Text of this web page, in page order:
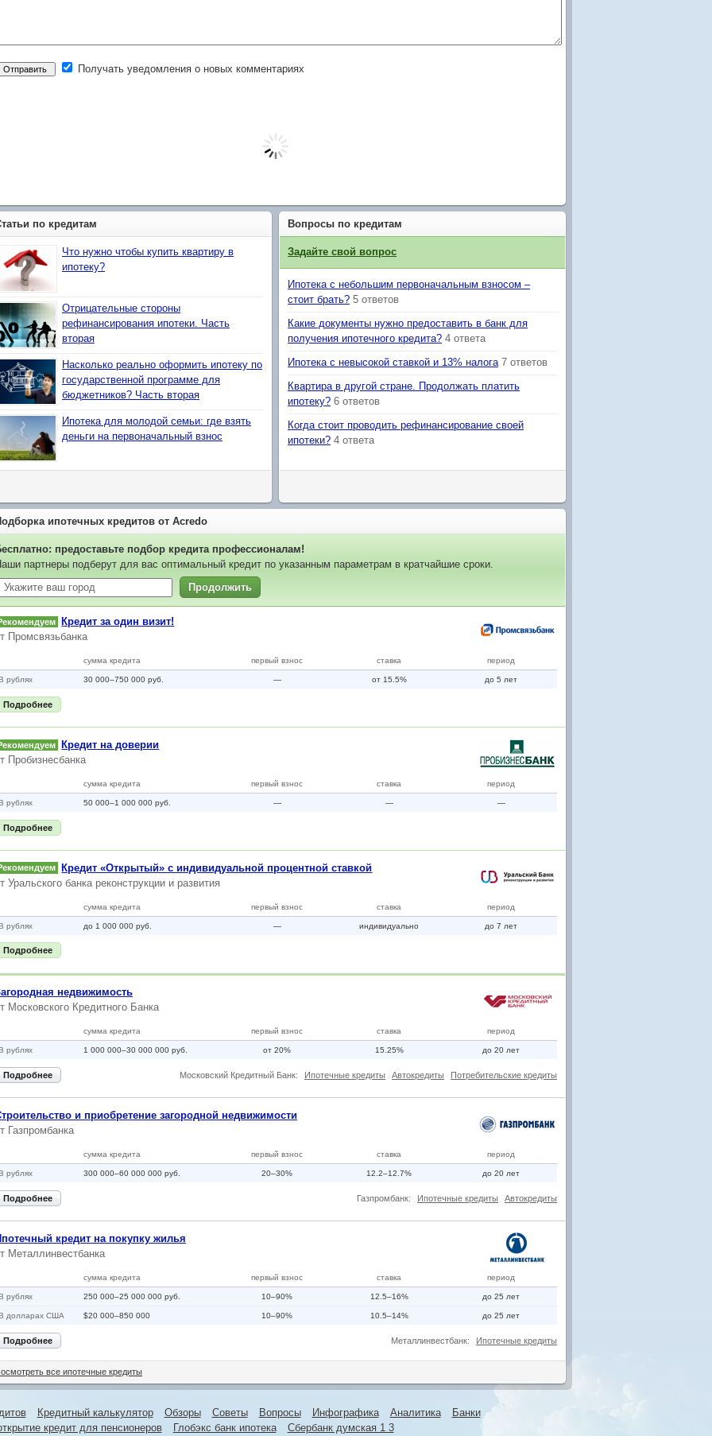
Получать уведомления о новых комментариях
по кредитам
Что нужно чтобы купить квартиру в
ипотеку?
Отрицательные стороны
рефинансирования ипотеки. Часть
вторая
Насколько реально оформить ипотеку по
государственной программе для
бюджетников? Часть вторая
Ипотека для молодой семьи: где взять
деньги на первоначальный взнос
Вопросы по кредитам
Задайте свой вопрос
Ипотека с небольшим первоначальным взносом –
стоит брать? 5 ответов
Какие документы нужно предоставить в банк для
получения ипотечного кредита? 4 ответа
Ипотека с невысокой ставкой и 13% налога 7 ответов
Квартира в другой стране. Продолжать платить
ипотеку? 6 ответов
Когда стоит проводить рефинансирование своей
ипотеки? 4 ответа
ипотечных кредитов от Acredo
предоставьте подбор кредита профессионалам!
партнеры подберут для вас оптимальный кредит по указанным параметрам в кратчайшие сроки.
Продолжить
Кредит за один визит!
Промсвязьбанка
сумма кредита первый взнос ставка период
рублях 30 000–750 000 руб. — от 15.5% до 5 лет
Подробнее
Кредит на доверии
Пробизнесбанка
сумма кредита первый взнос ставка период
рублях 50 000–1 000 000 руб. — — —
Подробнее
Кредит «Открытый» с индивидуальной процентной ставкой
Уральского банка реконструкции и развития
сумма кредита первый взнос ставка период
рублях до 1 000 000 руб. — индивидуально до 7 лет
Подробнее
недвижимость
Московского Кредитного Банка
сумма кредита первый взнос ставка период
рублях 1 000 000–30 000 000 руб. от 20% 15.25% до 20 лет
Московский Кредитный Банк: Ипотечные кредиты Автокредиты Потребительские кредиты
Подробнее
и приобретение загородной недвижимости
Газпромбанка
сумма кредита первый взнос ставка период
рублях 300 000–60 000 000 руб. 20–30% 12.2–12.7% до 20 лет
Газпромбанк: Ипотечные кредиты Автокредиты
Подробнее
кредит на покупку жилья
Металлинвестбанка
сумма кредита первый взнос ставка период
рублях 250 000–25 000 000 руб. 10–90% 12.5–16% до 25 лет
долларах США $20 000–850 000 10–90% 10.5–14% до 25 лет
Металлинвестбанк: Ипотечные кредиты
Подробнее
все ипотечные кредиты
Кредитный калькулятор Обзоры Советы Вопросы Инфографика Аналитика
Банки
кредит для пенсионеров
Глобэкс банк ипотека Сбербанк думская 1 3